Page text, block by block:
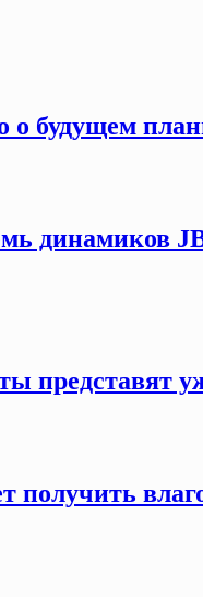
о будущем
динамиков
представят
получить